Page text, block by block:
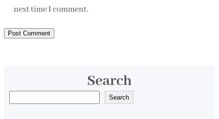
next time I comment.
Search
Search